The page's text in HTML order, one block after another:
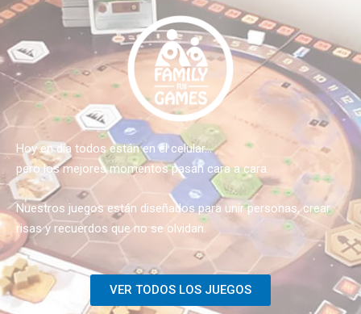
Hoy en día todos están en el celular…
pero los mejores momentos pasan cara a cara.
Nuestros juegos están diseñados para unir personas, crear
risas y recuerdos que no se olvidan.
VER TODOS LOS JUEGOS